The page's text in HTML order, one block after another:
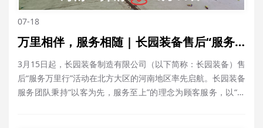
07-18
万里相伴，服务相随 | 长园装备售后“服务万里行”之河南
3月15日起，长园装备制造有限公司（以下简称：长园装备）售
后“服务万里行”活动在北方大区的河南地区率先启航。长园装备
服务团队秉持“以客为先，服务至上”的理念为顾客服务，以“快